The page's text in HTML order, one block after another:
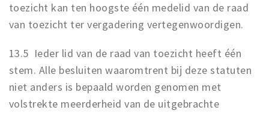
toezicht kan ten hoogste één medelid van de raad
van toezicht ter vergadering vertegenwoordigen.
13.5 Ieder lid van de raad van toezicht heeft één
stem. Alle besluiten waaromtrent bij deze statuten
niet anders is bepaald worden genomen met
volstrekte meerderheid van de uitgebrachte